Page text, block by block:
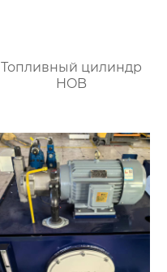
Топливный цилиндр
HOB